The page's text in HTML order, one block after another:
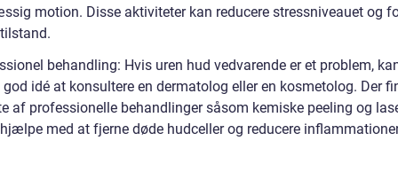
motion. Disse aktiviteter kan reducere stressniveauet og
behandling: Hvis uren hud vedvarende er et problem,
idé at konsultere en dermatolog eller en kosmetolog. Der
af professionelle behandlinger såsom kemiske peeling og
med at fjerne døde hudceller og reducere